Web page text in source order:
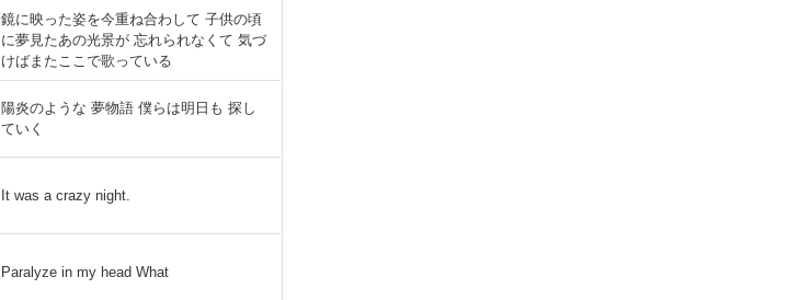
鏡に映った姿を今重ね合わして 子供の頃
に夢見たあの光景が 忘れられなくて 気づ
けばまたここで歌っている
陽炎のような 夢物語 僕らは明日も 探し
ていく
It was a crazy night.
Paralyze in my head What